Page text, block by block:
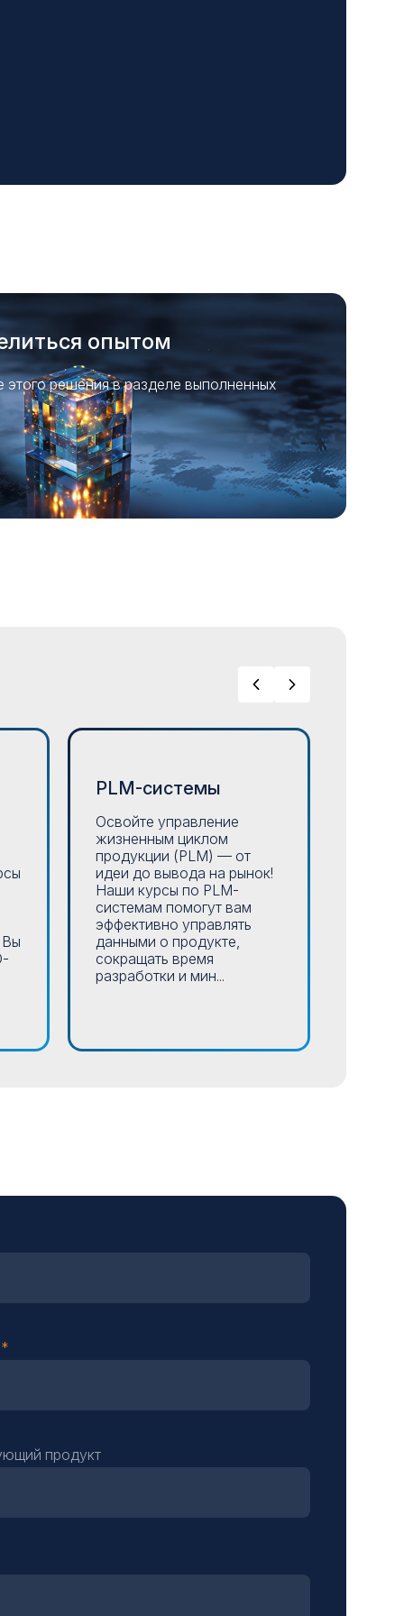
опытом
решения в разделе выполненных
Вы
PLM-системы
Освойте управление
жизненным циклом
продукции (PLM) — от
идеи до вывода на рынок!
Наши курсы по PLM-
системам помогут вам
эффективно управлять
данными о продукте,
сокращать время
разработки и мин...
продукт